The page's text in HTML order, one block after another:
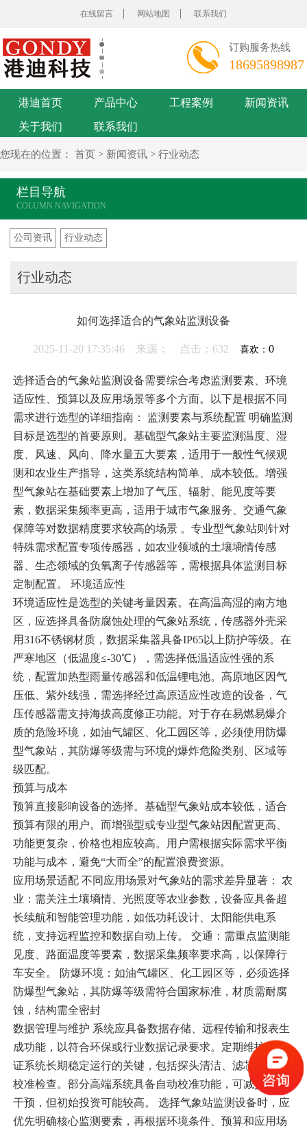
在线留言 网站地图 联系我们
订购服务热线
18695898987
港迪首页 产品中心 工程案例 新闻资讯
关于我们 联系我们
您现在的位置： 首页 > 新闻资讯 > 行业动态
栏目导航
公司资讯 行业动态
行业动态
如何选择适合的气象站监测设备
2025-11-20 17:35:46 来源： 点击：632 喜欢： 0
选择适合的气象站监测设备需要综合考虑监测要素、环境
适应性、预算以及应用场景等多个方面。以下是根据不同
需求进行选型的详细指南： 监测要素与系统配置 明确监测
目标是选型的首要原则。基础型气象站主要监测温度、湿
度、风速、风向、降水量五大要素，适用于一般性气候观
测和农业生产指导，这类系统结构简单、成本较低‌。增强
型气象站在基础要素上增加了气压、辐射、能见度等要
素，数据采集频率更高，适用于城市气象服务、交通气象
保障等对数据精度要求较高的场景‌ 。专业型气象站则针对
特殊需求配置专项传感器，如农业领域的土壤墒情传感
器、生态领域的负氧离子传感器等，需根据具体监测目标
定制配置‌。 环境适应性
环境适应性是选型的关键考量因素。在高温高湿的南方地
区，应选择具备防腐蚀处理的气象站系统，传感器外壳采
用316不锈钢材质，数据采集器具备IP65以上防护等级‌。在
严寒地区（低温度≤-30℃），需选择低温适应性强的系
统，配置加热型雨量传感器和低温锂电池‌。高原地区因气
压低、紫外线强，需选择经过高原适应性改造的设备，气
压传感器需支持海拔高度修正功能‌。对于存在易燃易爆介
质的危险环境，如油气罐区、化工园区等，必须使用防爆
型气象站，其防爆等级需与环境的爆炸危险类别、区域等
级匹配‌。
预算与成本
预算直接影响设备的选择。基础型气象站成本较低，适合
预算有限的用户‌。而增强型或专业型气象站因配置更高、
功能更复杂，价格也相应较高。
用户需根据实际需求平衡
功能与成本，避免“大而全”的配置浪费资源。
应用场景适配 不同应用场景对气象站的需求差异显著： ‌农
业‌：需关注土壤墒情、光照度等农业参数，设备应具备超
长续航和智能管理功能，如低功耗设计、太阳能供电系
统，支持远程监控和数据自动上传‌。 交通‌：需重点监测能
见度、路面温度等要素，数据采集频率要求高，以保障行
车安全‌。 ‌防爆环境‌：如油气罐区、化工园区等，必须选择
防爆型气象站，其防爆等级需符合国家标准，材质需耐腐
蚀，结构需全密封
数据管理与维护 系统应具备数据存储、远程传输和报表生
成功能，以符合环保或行业数据记录要求‌。定期维护是保
证系统长期稳定运行的关键，包括探头清洁、滤芯更换和
校准检查‌。部分高端系统具备自动校准功能，可减少人工
干预，但初始投资可能较高‌。
选择气象站监测设备时，应
优先明确核心监测要素，再根据环境条件、预算和应用场